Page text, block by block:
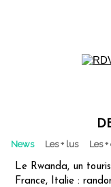
News Les + lus Les
Le Rwanda, un
France, Italie :